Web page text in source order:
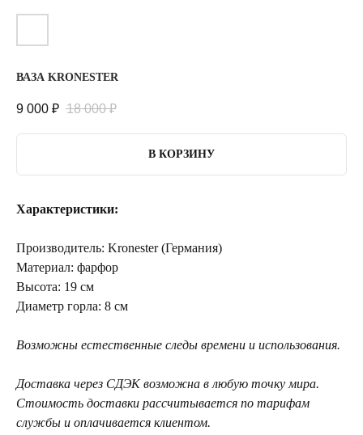
ВАЗА KRONESTER
9 000 ₽ 18 000 ₽
В КОРЗИНУ
Характеристики:
Производитель: Kronester (Германия)
Материал: фарфор
Высота: 19 см
Диаметр горла: 8 см
Возможны естественные следы времени и использования.
Доставка через СДЭК возможна в любую точку мира.
Стоимость доставки рассчитывается по тарифам
службы и оплачивается клиентом.